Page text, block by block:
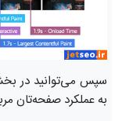
سپس می‌توانید در بخش
به عملکرد صفحه‌تان